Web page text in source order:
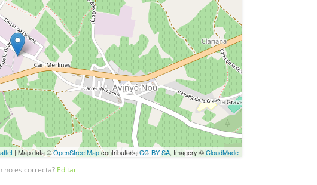
| Map data ©OpenStreetMapcontributors,CC-BY-SA, Imagery ©CloudMade
no es correcta? Editar